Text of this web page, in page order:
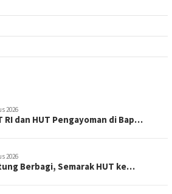
2026
RI dan HUT Pengayoman di Bap…
2026
Berbagi, Semarak HUT ke…